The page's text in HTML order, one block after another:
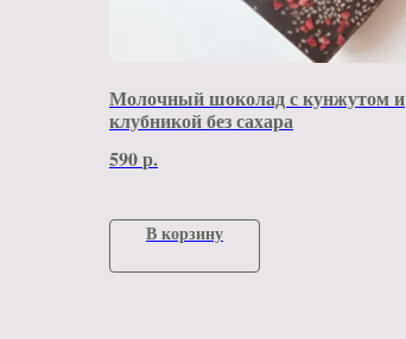
Молочный шоколад с кунжутом и
клубникой без сахара
590р.
В корзину